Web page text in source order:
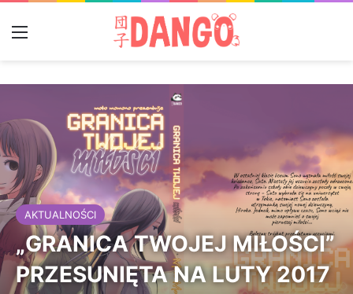
AKTUALNOŚCI
„GRANICA TWOJEJ MIŁOŚCI”
PRZESUNIĘTA NA LUTY 2017